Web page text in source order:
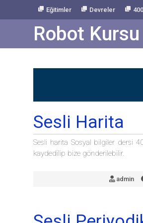
Eğitimler Devreler
Robot Kursu
Sesli Harita
Sesli harita Sosyal bilgiler dersi
kaydedilip bize gönderilebilir.
admin